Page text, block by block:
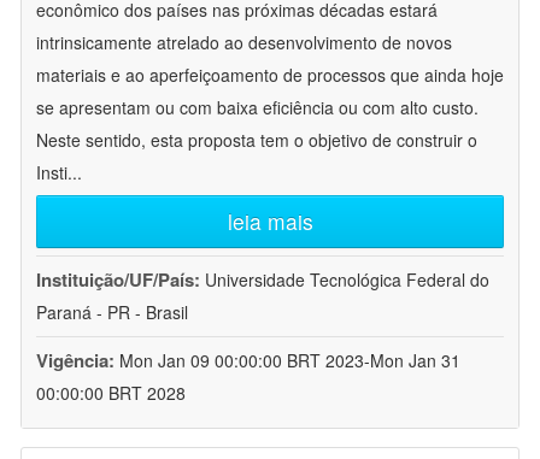
econômico dos países nas próximas décadas estará
intrinsicamente atrelado ao desenvolvimento de novos
materiais e ao aperfeiçoamento de processos que ainda hoje
se apresentam ou com baixa eficiência ou com alto custo.
Neste sentido, esta proposta tem o objetivo de construir o
Insti...
leia mais
Instituição/UF/País: Universidade Tecnológica Federal do
Paraná - PR - Brasil
Vigência: Mon Jan 09 00:00:00 BRT 2023-Mon Jan 31
00:00:00 BRT 2028